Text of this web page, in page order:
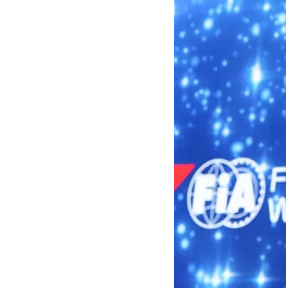
NASCAR CUP